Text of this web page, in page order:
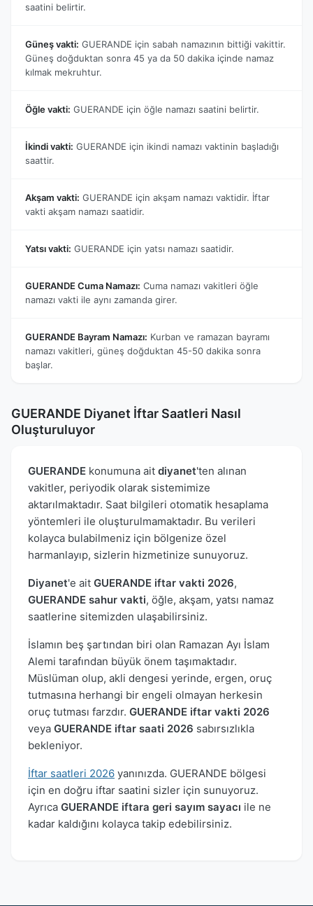
saatini belirtir.
Güneş vakti: GUERANDE için sabah namazının bittiği vakittir.
Güneş doğduktan sonra 45 ya da 50 dakika içinde namaz
kılmak mekruhtur.
Öğle vakti: GUERANDE için öğle namazı saatini belirtir.
İkindi vakti: GUERANDE için ikindi namazı vaktinin başladığı
saattir.
Akşam vakti: GUERANDE için akşam namazı vaktidir. İftar
vakti akşam namazı saatidir.
Yatsı vakti: GUERANDE için yatsı namazı saatidir.
GUERANDE Cuma Namazı: Cuma namazı vakitleri öğle
namazı vakti ile aynı zamanda girer.
GUERANDE Bayram Namazı: Kurban ve ramazan bayramı
namazı vakitleri, güneş doğduktan 45-50 dakika sonra
başlar.
GUERANDE Diyanet İftar Saatleri Nasıl
Oluşturuluyor
GUERANDE konumuna ait diyanet'ten alınan
vakitler, periyodik olarak sistemimize
aktarılmaktadır. Saat bilgileri otomatik hesaplama
yöntemleri ile oluşturulmamaktadır. Bu verileri
kolayca bulabilmeniz için bölgenize özel
harmanlayıp, sizlerin hizmetinize sunuyoruz.
Diyanet'e ait GUERANDE iftar vakti 2026,
GUERANDE sahur vakti, öğle, akşam, yatsı namaz
saatlerine sitemizden ulaşabilirsiniz.
İslamın beş şartından biri olan Ramazan Ayı İslam
Alemi tarafından büyük önem taşımaktadır.
Müslüman olup, akli dengesi yerinde, ergen, oruç
tutmasına herhangi bir engeli olmayan herkesin
oruç tutması farzdır. GUERANDE iftar vakti 2026
veya GUERANDE iftar saati 2026 sabırsızlıkla
bekleniyor.
İftar saatleri 2026 yanınızda. GUERANDE bölgesi
için en doğru iftar saatini sizler için sunuyoruz.
Ayrıca GUERANDE iftara geri sayım sayacı ile ne
kadar kaldığını kolayca takip edebilirsiniz.